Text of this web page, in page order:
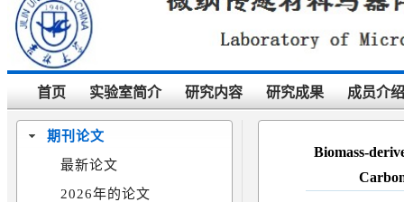
首页 实验室简介 研究内容 研究成果 成员介绍
期刊论文
最新论文
2026年的论文